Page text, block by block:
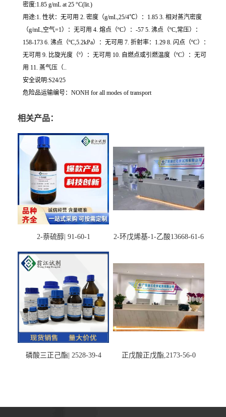
密度:1.85 g/mL at 25 °C(lit.)
用途:1. 性状：无可用 2. 密度（g/mL,25/4℃）：1.85 3. 相对蒸汽密度
（g/mL,空气=1）：无可用 4. 熔点（ºC）：-57 5. 沸点（ºC,常压）：
158-173 6. 沸点（ºC,5.2kPa）：无可用 7. 折射率：1.29 8. 闪点（ºC）：
无可用 9. 比旋光度（º）：无可用 10. 自燃点或引燃温度（ºC）：无可
用 11. 蒸气压（..
安全说明:S24/25
危险品运输编号：NONH for all modes of transport
相关产品：
2-萘硫醇| 91-60-1 2-环戊烯基-1-乙酸13668-61-6
磷酸三正己酯| 2528-39-4 正戊酸正戊酯,2173-56-0